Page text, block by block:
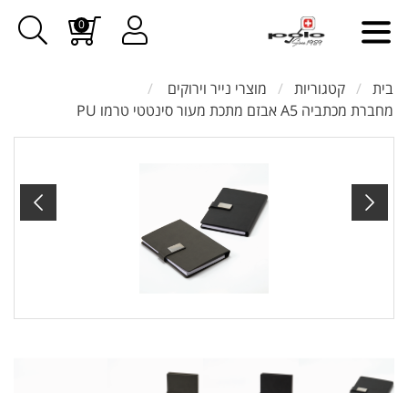
0
בית קטגוריות
מוצרי נייר וירוקים
מחברת מכתביה A5 אבזם מתכת מעור סינטטי טרמו PU